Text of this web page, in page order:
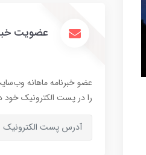
عضویت
عضو خبرنامه ماهانه
را در پست الکترونیک خود